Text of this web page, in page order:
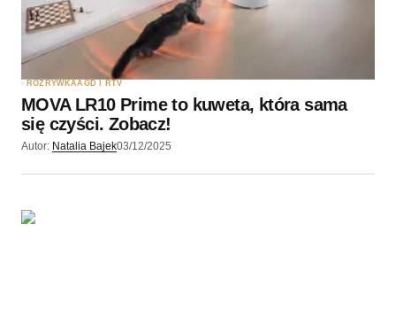
ROZRYWKAAGD I RTV
MOVA LR10 Prime to kuweta, która sama
się czyści. Zobacz!
Autor: Natalia Bajek03/12/2025